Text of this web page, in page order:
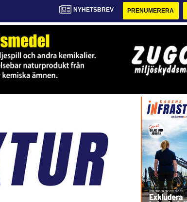
NYHETSBREV PRENUMERERA